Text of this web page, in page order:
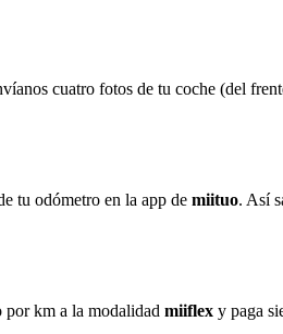
cuatro fotos de tu coche (del
tu odómetro en la app de miituo. Así
por km a la modalidad miiflex y paga